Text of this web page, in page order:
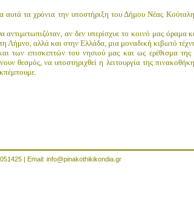
αυτά τα χρόνια την υποστήριξη του Δήμου Νέας
αν δεν υπερίσχυε το κοινό μας όραμα
Λήμνο, αλλά και στην Ελλάδα, μια μοναδική κιβωτό
των επισκεπτών του νησιού μας και ως ερέθισμα
θεσμός, να υποστηριχθεί η λειτουργία της
| Email: info@pinakothikikondia.gr